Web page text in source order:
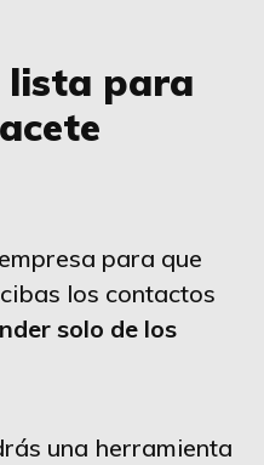
lista para
para que
los contactos
solo de los
una herramienta